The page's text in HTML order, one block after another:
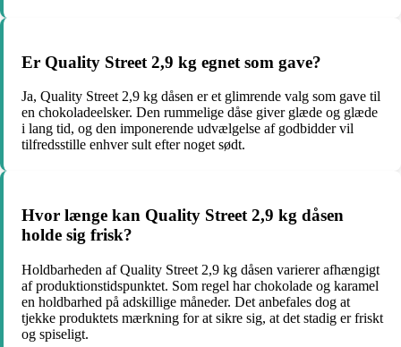
Er Quality Street 2,9 kg egnet som gave?
Ja, Quality Street 2,9 kg dåsen er et glimrende valg som gave til
en chokoladeelsker. Den rummelige dåse giver glæde og glæde
i lang tid, og den imponerende udvælgelse af godbidder vil
tilfredsstille enhver sult efter noget sødt.
Hvor længe kan Quality Street 2,9 kg dåsen
holde sig frisk?
Holdbarheden af Quality Street 2,9 kg dåsen varierer afhængigt
af produktionstidspunktet. Som regel har chokolade og karamel
en holdbarhed på adskillige måneder. Det anbefales dog at
tjekke produktets mærkning for at sikre sig, at det stadig er friskt
og spiseligt.